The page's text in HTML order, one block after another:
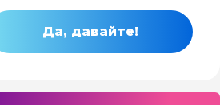
Да, давайте!